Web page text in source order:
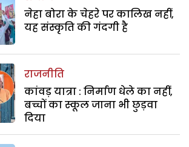
नेहा बोरा के चेहरे पर कालिख नहीं,
यह संस्कृति की गंदगी है
राजनीति
कांवड़ यात्रा : निर्माण धेले का नहीं,
बच्चों का स्कूल जाना भी छुड़वा
दिया